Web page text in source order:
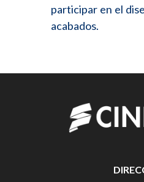
participar en el
acabados.